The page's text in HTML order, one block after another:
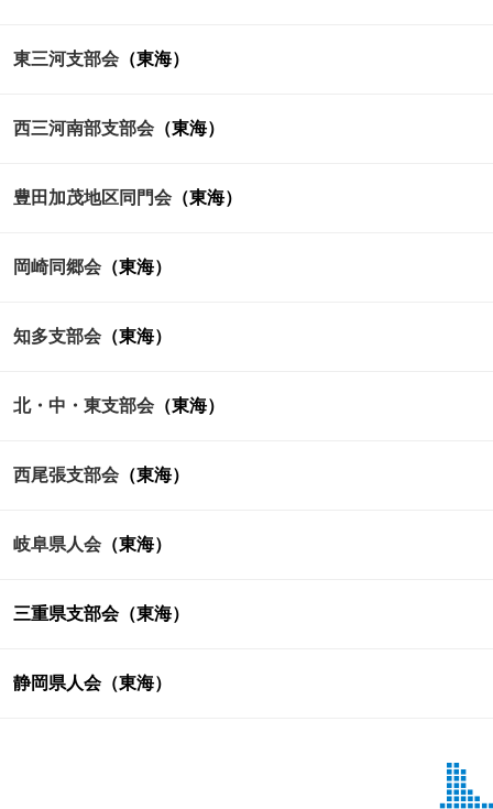
東三河支部会 （東海）
西三河南部支部会 （東海）
豊田加茂地区同門会 （東海）
岡崎同郷会 （東海）
知多支部会 （東海）
北・中・東支部会 （東海）
西尾張支部会 （東海）
岐阜県人会 （東海）
三重県支部会（東海）
静岡県人会（東海）